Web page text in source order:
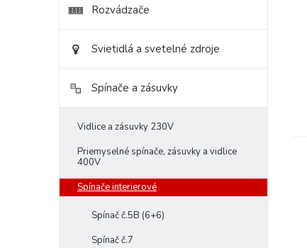
Rozvádzače
Svietidlá a svetelné zdroje
Spínače a zásuvky
Vidlice a zásuvky 230V
Priemyselné spínače, zásuvky a vidlice
400V
Spínače interierové
Spínač č.5B (6+6)
Spínač č.7